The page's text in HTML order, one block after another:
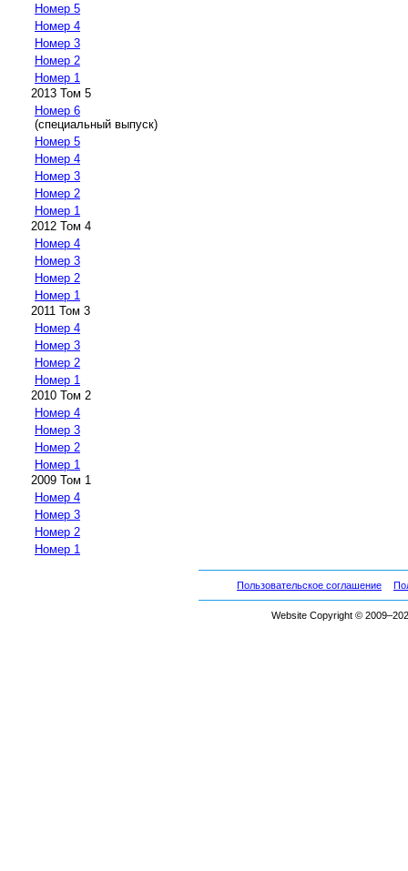
Номер 5
Номер 4
Номер 3
Номер 2
Номер 1
2013 Том 5
Номер 6
(специальный выпуск)
Номер 5
Номер 4
Номер 3
Номер 2
Номер 1
2012 Том 4
Номер 4
Номер 3
Номер 2
Номер 1
2011 Том 3
Номер 4
Номер 3
Номер 2
Номер 1
2010 Том 2
Номер 4
Номер 3
Номер 2
Номер 1
2009 Том 1
Номер 4
Номер 3
Номер 2
Номер 1
Пользовательское соглашение
Website Copyright ©